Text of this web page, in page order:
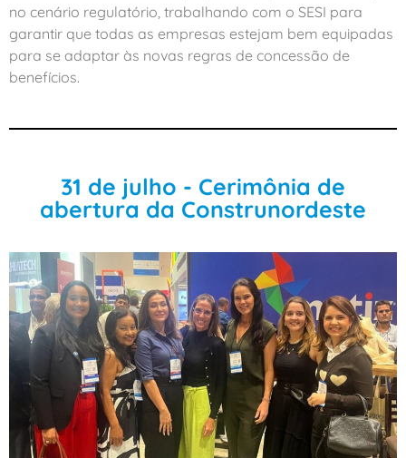
no cenário regulatório, trabalhando com o SESI para
garantir que todas as empresas estejam bem equipadas
para se adaptar às novas regras de concessão de
benefícios.
31 de julho - Cerimônia de
abertura da Construnordeste